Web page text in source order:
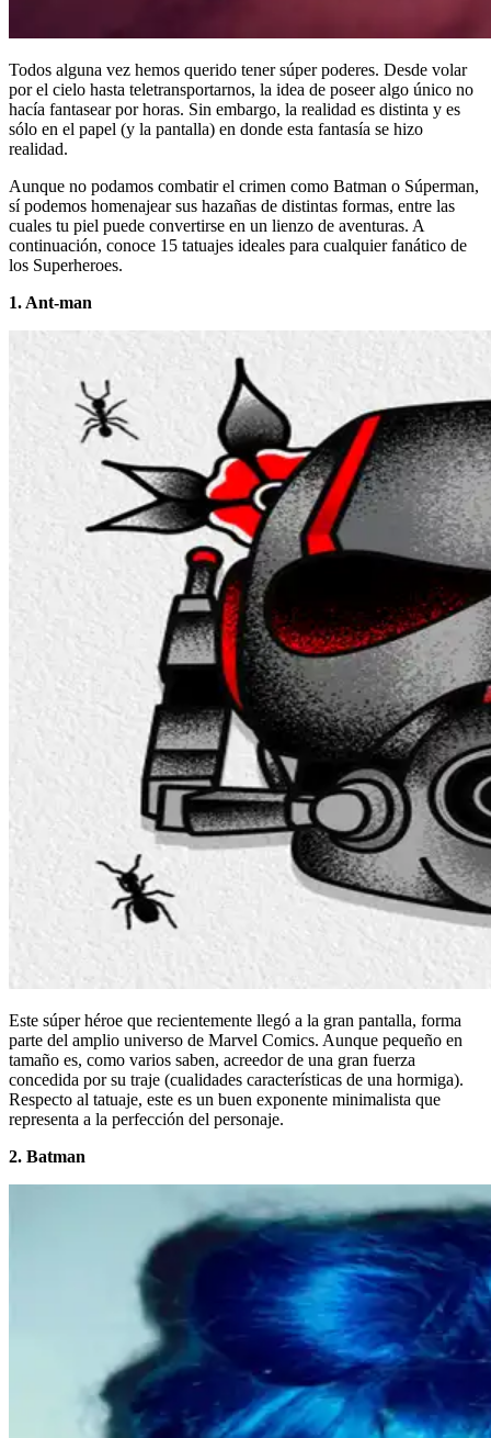
Todos alguna vez hemos querido tener súper poderes. Desde volar
por el cielo hasta teletransportarnos, la idea de poseer algo único no
hacía fantasear por horas. Sin embargo, la realidad es distinta y es
sólo en el papel (y la pantalla) en donde esta fantasía se hizo
realidad.
Aunque no podamos combatir el crimen como Batman o Súperman,
sí podemos homenajear sus hazañas de distintas formas, entre las
cuales tu piel puede convertirse en un lienzo de aventuras. A
continuación, conoce 15 tatuajes ideales para cualquier fanático de
los Superheroes.
1. Ant-man
Este súper héroe que recientemente llegó a la gran pantalla, forma
parte del amplio universo de Marvel Comics. Aunque pequeño en
tamaño es, como varios saben, acreedor de una gran fuerza
concedida por su traje (cualidades características de una hormiga).
Respecto al tatuaje, este es un buen exponente minimalista que
representa a la perfección del personaje.
2. Batman